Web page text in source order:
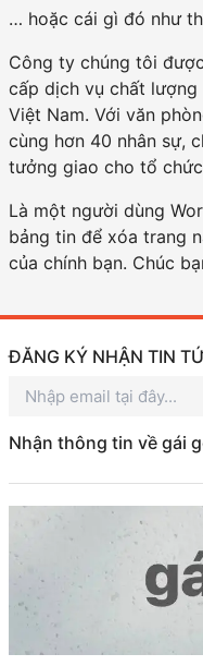
… hoặc cái gì đó như
Công ty chúng tôi
cấp dịch vụ chất
Việt Nam. Với văn
cùng hơn 40 nhân sự,
tưởng giao cho tổ
Là một người dùng
bảng tin để xóa trang
của chính bạn. Chúc
ĐĂNG KÝ NHẬN TIN
Nhận thông tin về gái